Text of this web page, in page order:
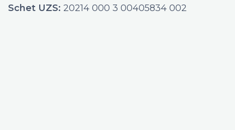
Schet UZS: 20214 000 3 00405834 002